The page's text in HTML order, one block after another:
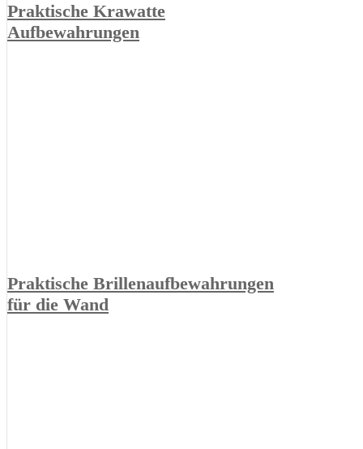
Praktische Krawatte
Aufbewahrungen
Praktische Brillenaufbewahrungen
für die Wand